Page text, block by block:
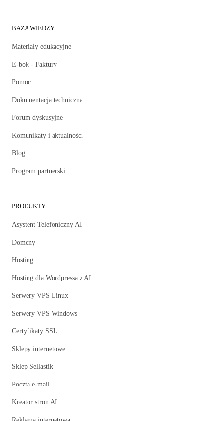
BAZA WIEDZY
Materiały edukacyjne
E-bok - Faktury
Pomoc
Dokumentacja techniczna
Forum dyskusyjne
Komunikaty i aktualności
Blog
Program partnerski
PRODUKTY
Asystent Telefoniczny AI
Domeny
Hosting
Hosting dla Wordpressa z AI
Serwery VPS Linux
Serwery VPS Windows
Certyfikaty SSL
Sklepy internetowe
Sklep Sellastik
Poczta e-mail
Kreator stron AI